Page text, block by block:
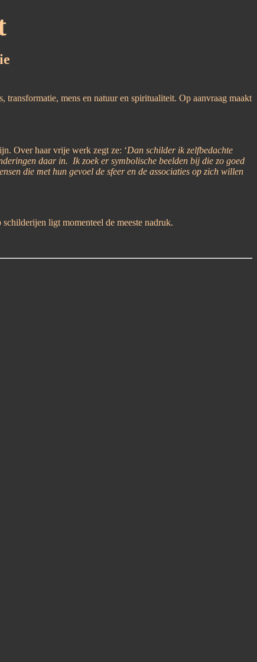
mens en natuur en spiritualiteit. Op aanvraag maakt
Over haar vrije werk zegt ze: ‘Dan schilder ik zelfbedachte
daar in. Ik zoek er symbolische beelden bij die zo goed
die met hun gevoel de sfeer en de associaties op zich willen
schilderijen ligt momenteel de meeste nadruk.